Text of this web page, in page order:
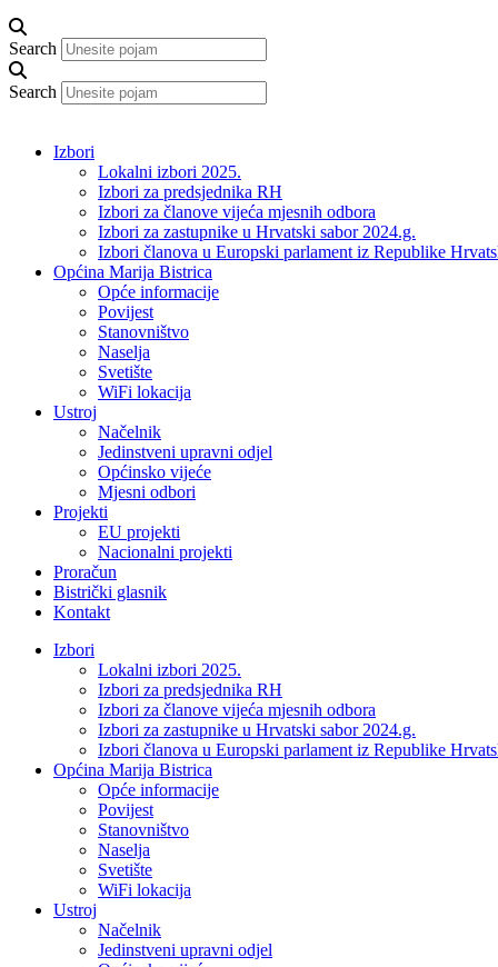
Search
Search
Izbori
Lokalni izbori 2025.
Izbori za predsjednika RH
Izbori za članove vijeća mjesnih odbora
Izbori za zastupnike u Hrvatski sabor 2024.g.
Izbori članova u Europski parlament iz Republike
Općina Marija Bistrica
Opće informacije
Povijest
Stanovništvo
Naselja
Svetište
WiFi lokacija
Ustroj
Načelnik
Jedinstveni upravni odjel
Općinsko vijeće
Mjesni odbori
Projekti
EU projekti
Nacionalni projekti
Proračun
Bistrički glasnik
Kontakt
Izbori
Lokalni izbori 2025.
Izbori za predsjednika RH
Izbori za članove vijeća mjesnih odbora
Izbori za zastupnike u Hrvatski sabor 2024.g.
Izbori članova u Europski parlament iz Republike
Općina Marija Bistrica
Opće informacije
Povijest
Stanovništvo
Naselja
Svetište
WiFi lokacija
Ustroj
Načelnik
Jedinstveni upravni odjel